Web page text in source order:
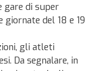
gare di super
del 18 e 19
gli atleti
Da segnalare, in